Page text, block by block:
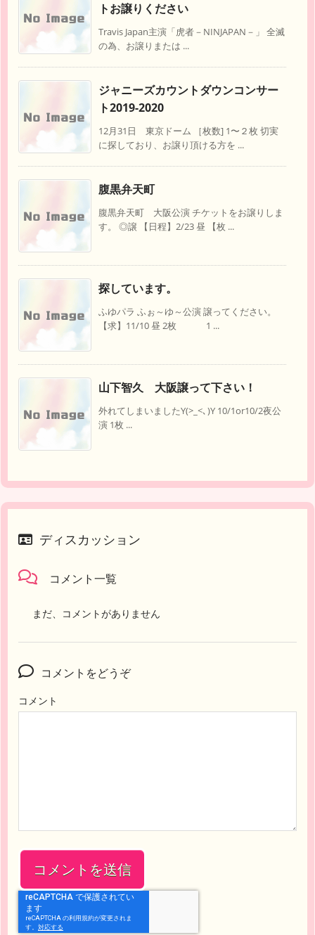
トお譲りください
Travis Japan主演「虎者－NINJAPAN－」 全滅
の為、お譲りまたは ...
ジャニーズカウントダウンコンサー
ト2019-2020
12月31日 東京ドーム ［枚数] 1〜２枚 切実
に探しており、お譲り頂ける方を ...
腹黒弁天町
腹黒弁天町 大阪公演 チケットをお譲りしま
す。 ◎譲 【日程】2/23 昼 【枚 ...
探しています。
ふゆパラ ふぉ～ゆ～公演 譲ってください。
【求】11/10 昼 2枚 1 ...
山下智久 大阪譲って下さい！
外れてしまいましたY(>_<､)Y 10/1or10/2夜公
演 1枚 ...
ディスカッション
コメント一覧
まだ、コメントがありません
コメントをどうぞ
コメント